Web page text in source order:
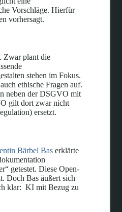
Vorschläge. Hierfür
vorhersagt.
Zwar plant die
stehen im Fokus.
ethische Fragen auf.
neben der DSGVO mit
gilt dort zwar nicht
ersetzt.
Bärbel Bas erklärte
getestet. Diese Open-
Doch Bas äußert sich
klar: KI mit Bezug zu